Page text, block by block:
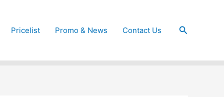
Pricelist Promo & News Contact Us Cari